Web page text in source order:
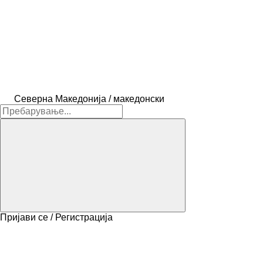
Северна Македонија / македонски
Пријави се / Регистрација